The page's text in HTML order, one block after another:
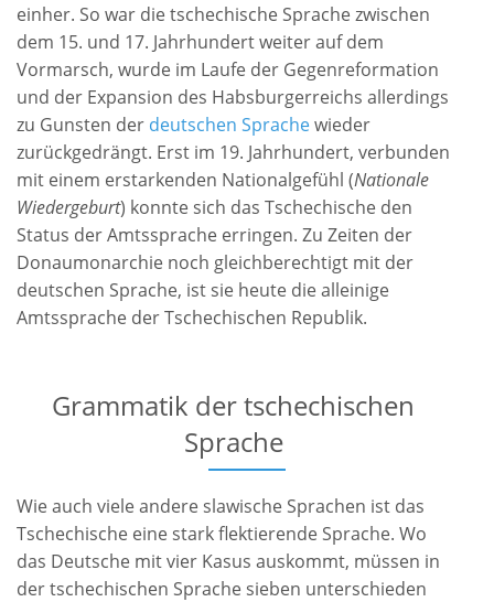
einher. So war die tschechische Sprache zwischen
dem 15. und 17. Jahrhundert weiter auf dem
Vormarsch, wurde im Laufe der Gegenreformation
und der Expansion des Habsburgerreichs allerdings
zu Gunsten der deutschen Sprachewieder
zurückgedrängt. Erst im 19. Jahrhundert, verbunden
mit einem erstarkenden Nationalgefühl (Nationale
Wiedergeburt) konnte sich das Tschechische den
Status der Amtssprache erringen. Zu Zeiten der
Donaumonarchie noch gleichberechtigt mit der
deutschen Sprache, ist sie heute die alleinige
Amtssprache der Tschechischen Republik.
Grammatik der tschechischen
Sprache
Wie auch viele andere slawische Sprachen ist das
Tschechische eine stark flektierende Sprache. Wo
das Deutsche mit vier Kasus auskommt, müssen in
der tschechischen Sprache sieben unterschieden